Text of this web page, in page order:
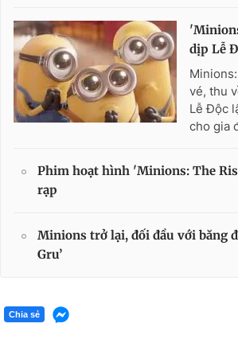
dịp Lễ
vé, thu
Lễ Độc
cho gia
Phim hoạt hình 'Minions: The
rạp
Minions trở lại, đối đầu với băng
Gru’
Chia sẻ